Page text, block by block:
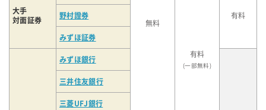
無料
大手
対面証券
有料
(一部無料)
有料
野村證券
みずほ証券
みずほ銀行
三井住友銀行
三菱UFJ銀行